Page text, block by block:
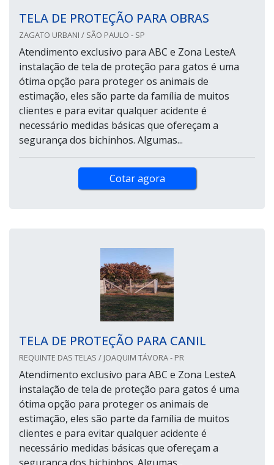
TELA DE PROTEÇÃO PARA OBRAS
ZAGATO URBANI / SÃO PAULO - SP
Atendimento exclusivo para ABC e Zona LesteA
instalação de tela de proteção para gatos é uma
ótima opção para proteger os animais de
estimação, eles são parte da família de muitos
clientes e para evitar qualquer acidente é
necessário medidas básicas que ofereçam a
segurança dos bichinhos. Algumas...
Cotar agora
TELA DE PROTEÇÃO PARA CANIL
REQUINTE DAS TELAS / JOAQUIM TÁVORA - PR
Atendimento exclusivo para ABC e Zona LesteA
instalação de tela de proteção para gatos é uma
ótima opção para proteger os animais de
estimação, eles são parte da família de muitos
clientes e para evitar qualquer acidente é
necessário medidas básicas que ofereçam a